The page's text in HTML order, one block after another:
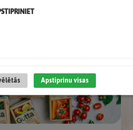
Articles
Apstiprinu visas